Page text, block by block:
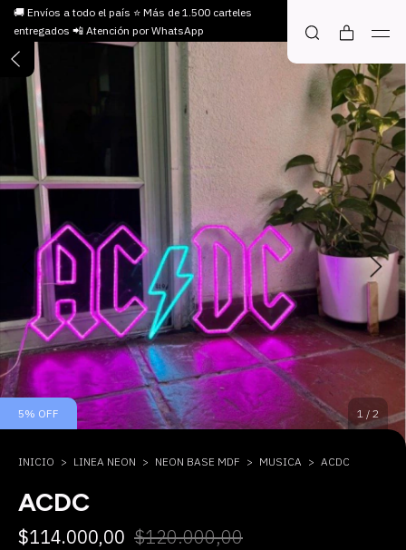
🚚 Envíos a todo el país ⭐ Más de 1.500 carteles
entregados 📲 Atención por WhatsApp
5% OFF 1 / 2
INICIO > LINEA NEON > NEON BASE MDF > MUSICA > ACDC
ACDC
$114.000,00 $120.000,00